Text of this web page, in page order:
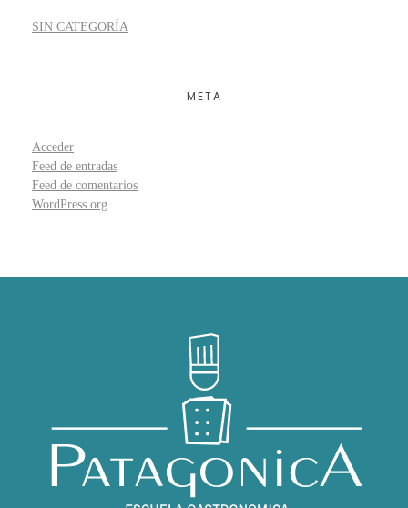
SIN CATEGORÍA
META
Acceder
Feed de entradas
Feed de comentarios
WordPress.org